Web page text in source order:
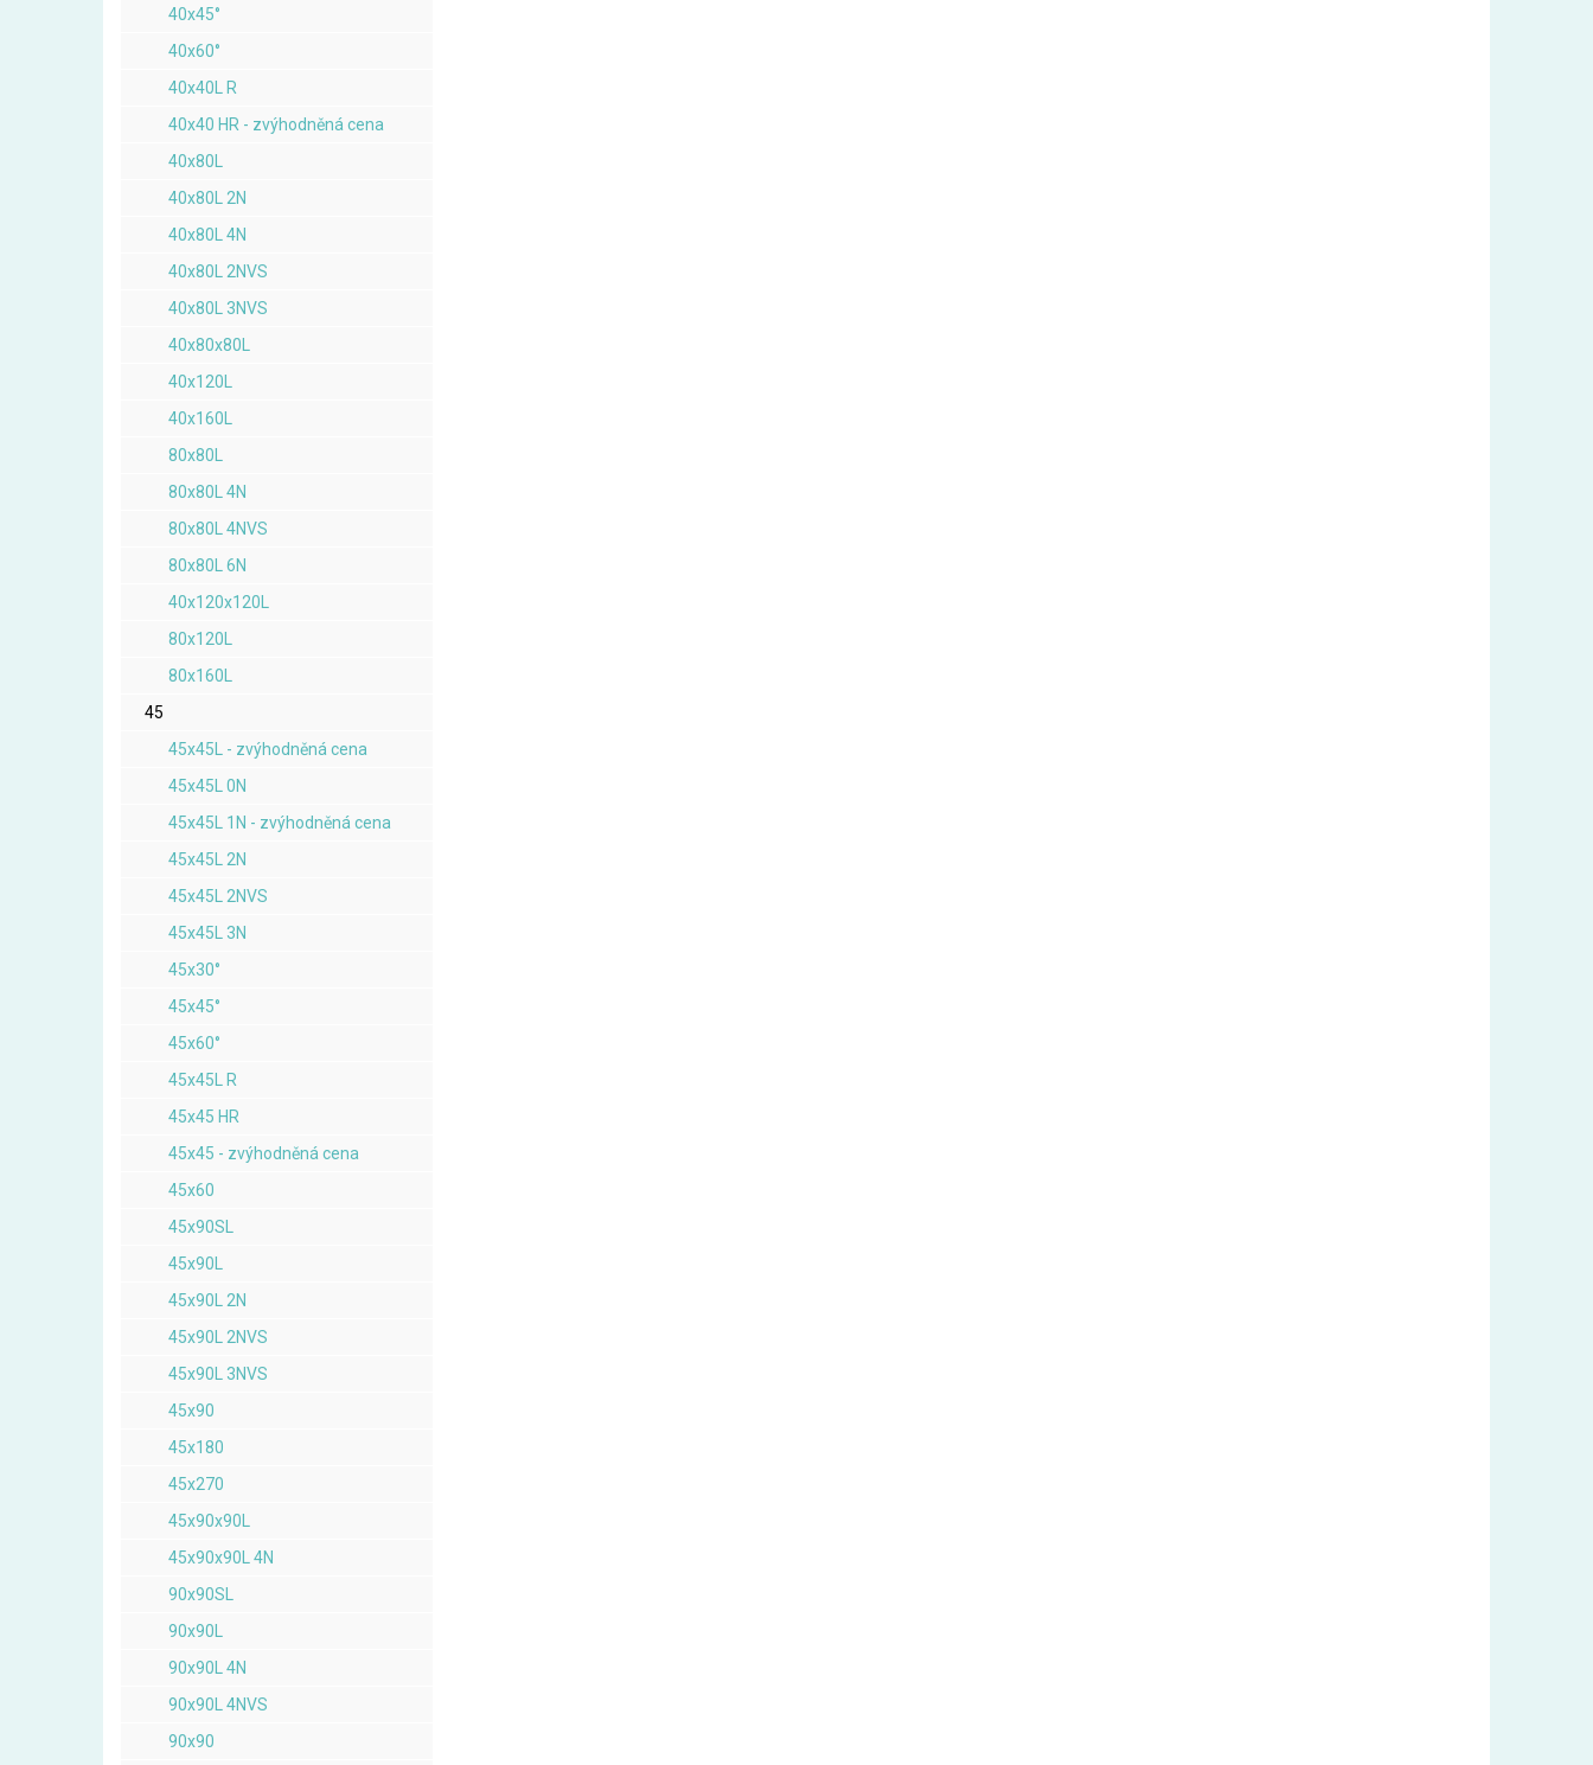
40x45°
40x60°
40x40L R
40x40 HR - zvýhodněná cena
40x80L
40x80L 2N
40x80L 4N
40x80L 2NVS
40x80L 3NVS
40x80x80L
40x120L
40x160L
80x80L
80x80L 4N
80x80L 4NVS
80x80L 6N
40x120x120L
80x120L
80x160L
45
45x45L - zvýhodněná cena
45x45L 0N
45x45L 1N - zvýhodněná cena
45x45L 2N
45x45L 2NVS
45x45L 3N
45x30°
45x45°
45x60°
45x45L R
45x45 HR
45x45 - zvýhodněná cena
45x60
45x90SL
45x90L
45x90L 2N
45x90L 2NVS
45x90L 3NVS
45x90
45x180
45x270
45x90x90L
45x90x90L 4N
90x90SL
90x90L
90x90L 4N
90x90L 4NVS
90x90